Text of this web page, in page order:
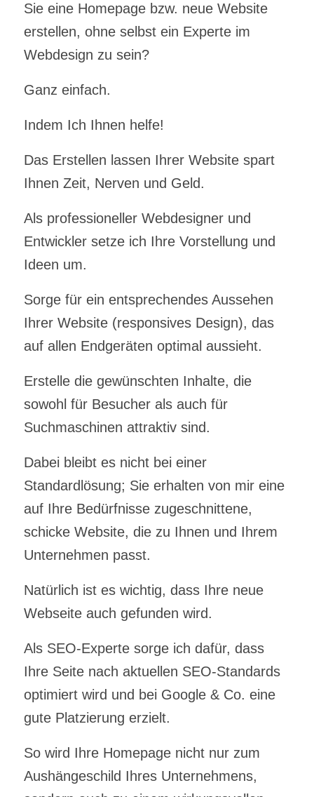
Sie eine Homepage bzw. neue Website
erstellen, ohne selbst ein Experte im
Webdesign zu sein?
Ganz einfach.
Indem Ich Ihnen helfe!
Das Erstellen lassen Ihrer Website spart
Ihnen Zeit, Nerven und Geld.
Als professioneller Webdesigner und
Entwickler setze ich Ihre Vorstellung und
Ideen um.
Sorge für ein entsprechendes Aussehen
Ihrer Website (responsives Design), das
auf allen Endgeräten optimal aussieht.
Erstelle die gewünschten Inhalte, die
sowohl für Besucher als auch für
Suchmaschinen attraktiv sind.
Dabei bleibt es nicht bei einer
Standardlösung; Sie erhalten von mir eine
auf Ihre Bedürfnisse zugeschnittene,
schicke Website, die zu Ihnen und Ihrem
Unternehmen passt.
Natürlich ist es wichtig, dass Ihre neue
Webseite auch gefunden wird.
Als SEO-Experte sorge ich dafür, dass
Ihre Seite nach aktuellen SEO-Standards
optimiert wird und bei Google & Co. eine
gute Platzierung erzielt.
So wird Ihre Homepage nicht nur zum
Aushängeschild Ihres Unternehmens,